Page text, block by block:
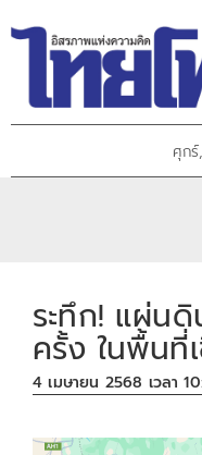
ศุก
ระทึก! แผ่นดิ
ครั้ง ในพื้นที่
4 เมษายน 2568 เวลา